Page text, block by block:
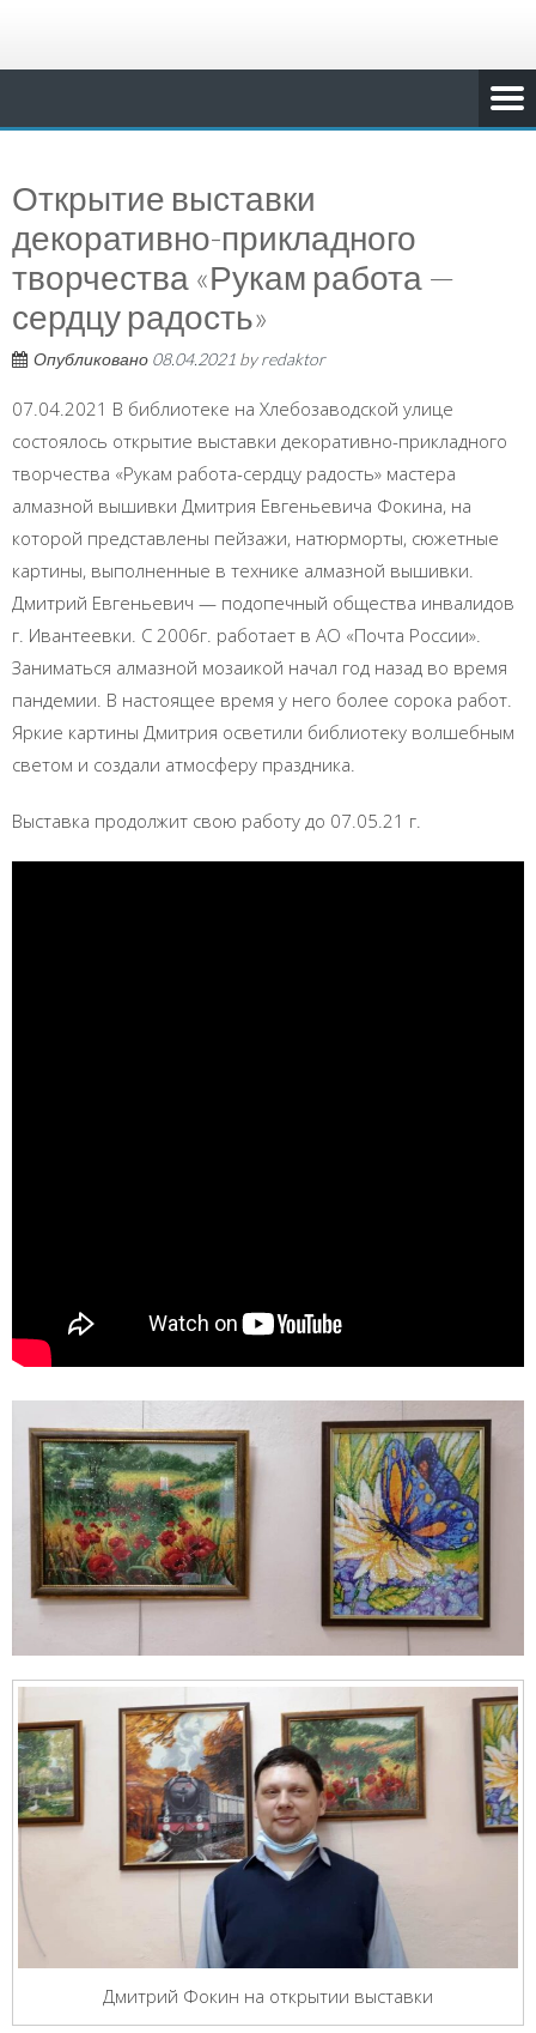
Открытие выставки
декоративно-прикладного
творчества «Рукам работа —
сердцу радость»
Опубликовано 08.04.2021 byredaktor
07.04.2021 В библиотеке на Хлебозаводской улице
состоялось открытие выставки декоративно-прикладного
творчества «Рукам работа-сердцу радость» мастера
алмазной вышивки Дмитрия Евгеньевича Фокина, на
которой представлены пейзажи, натюрморты, сюжетные
картины, выполненные в технике алмазной вышивки.
Дмитрий Евгеньевич — подопечный общества инвалидов
г. Ивантеевки. С 2006г. работает в АО «Почта России».
Заниматься алмазной мозаикой начал год назад во время
пандемии. В настоящее время у него более сорока работ.
Яркие картины Дмитрия осветили библиотеку волшебным
светом и создали атмосферу праздника.
Выставка продолжит свою работу до 07.05.21 г.
Дмитрий Фокин на открытии выставки